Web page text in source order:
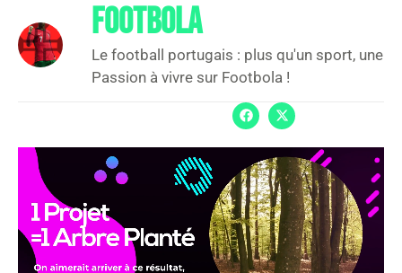
FOOTBOLA
Le football portugais : plus qu'un sport, une
Passion à vivre sur Footbola !